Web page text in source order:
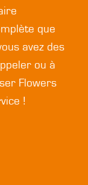
que
avez des
ou à
Flowers
!